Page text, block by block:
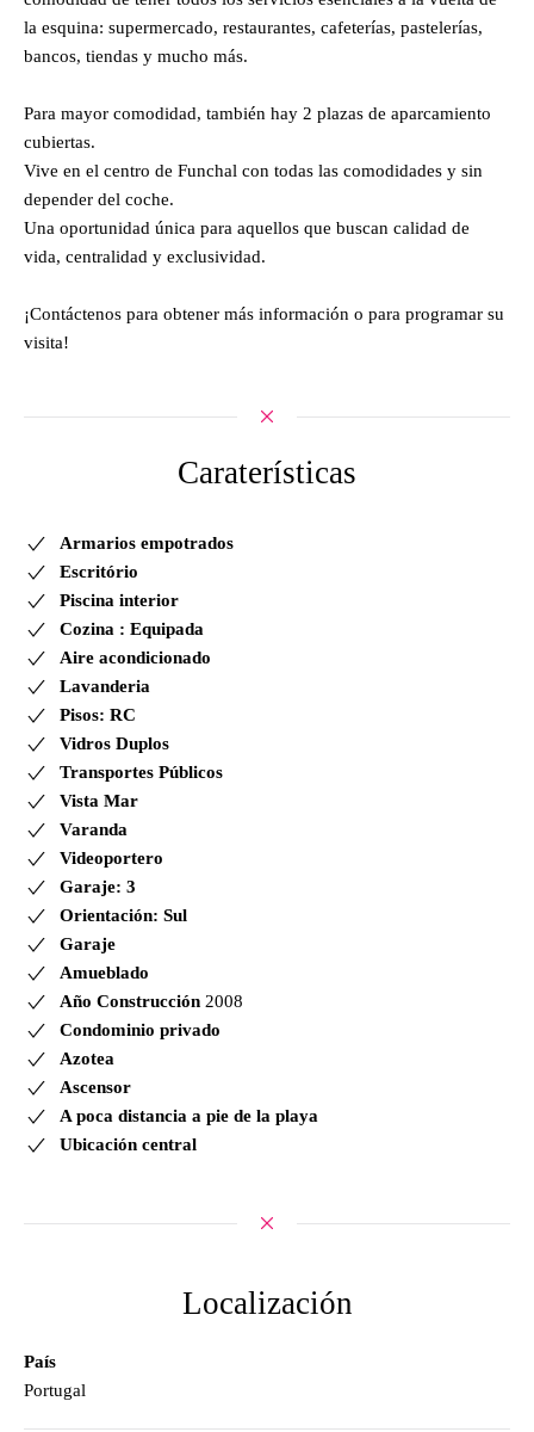
la esquina: supermercado, restaurantes, cafeterías, pastelerías,
bancos, tiendas y mucho más.
Para mayor comodidad, también hay 2 plazas de aparcamiento
cubiertas.
Vive en el centro de Funchal con todas las comodidades y sin
depender del coche.
Una oportunidad única para aquellos que buscan calidad de
vida, centralidad y exclusividad.
¡Contáctenos para obtener más información o para programar su
visita!
Caraterísticas
Armarios empotrados
Escritório
Piscina interior
Cozina : Equipada
Aire acondicionado
Lavanderia
Pisos: RC
Vidros Duplos
Transportes Públicos
Vista Mar
Varanda
Videoportero
Garaje: 3
Orientación: Sul
Garaje
Amueblado
Año Construcción 2008
Condominio privado
Azotea
Ascensor
A poca distancia a pie de la playa
Ubicación central
Localización
País
Portugal